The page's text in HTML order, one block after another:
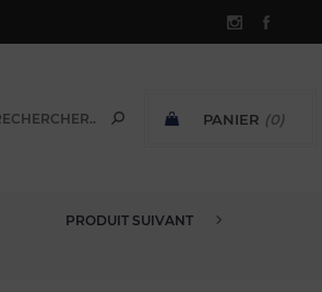
PANIER (0)
PRODUIT SUIVANT